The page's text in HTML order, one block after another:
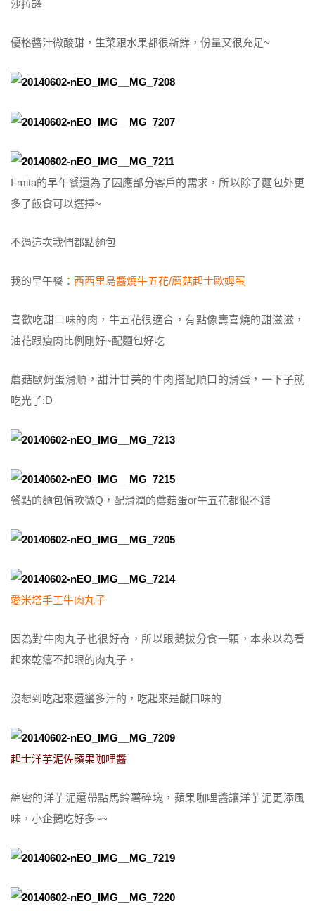
沙拉罐
優格醬汁微酸甜，生菜跟水果都很新鮮，份量又很充足~
I-mita的早午餐還為了因應部分客戶的需求，所以除了麵包外更
多了飯食可以選擇~
不過這次我們都點麵包
我的早午餐： 西西里島醬燒牛五花/蘑菇起士歐姆蛋
喜歡吃甜口味的肉，牛五花很適合，有點像壽喜燒的甜滋滋，
油花跟瘦肉比例剛好~配麵包好吃
蘑菇歐姆蛋滑順，甜汁甘美的牛肉搭配順口的滑蛋，一下子就
吃光了:D
餐點的麵包偏軟微Q，配滑潤的蘑菇蛋or牛五花都很不錯
愛米塔手工牛肉丸子
因為對牛肉丸子也很好奇，所以跟鵝拔分食一顆，本來以為看
起來乾癟不起眼的肉丸子，
沒想到吃起來還蠻多汁的，吃起來是鹹口味的
起士洋芋泥佐蘋果咖哩醬
綿密的洋芋泥還帶點馬鈴薯碎塊，蘋果咖哩醬讓洋芋泥更添風
味，小企鵝吃好多~~